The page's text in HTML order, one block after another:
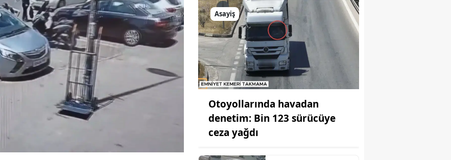
Asayiş
Otoyollarında havadan
denetim: Bin 123 sürücüye
ceza yağdı